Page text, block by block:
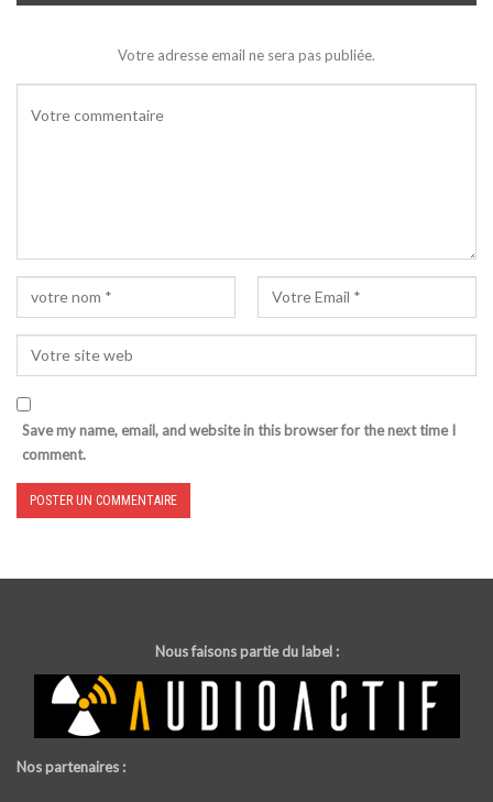
Votre adresse email ne sera pas publiée.
Save my name, email, and website in this browser for the next time I
comment.
Nous faisons partie du label :
Nos partenaires :